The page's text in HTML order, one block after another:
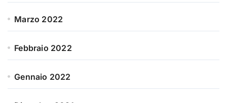
Marzo 2022
Febbraio 2022
Gennaio 2022